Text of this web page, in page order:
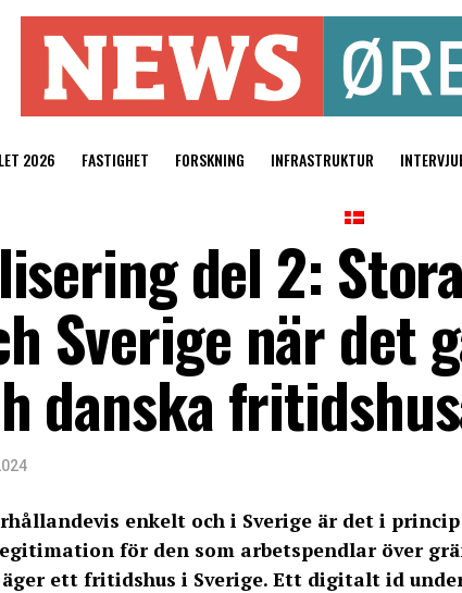
2026 FASTIGHET FORSKNING INFRASTRUKTUR
del 2:
Sverige när det
danska
enkelt och i Sverige är det i
för den som arbetspendlar över
ett fritidshus i Sverige. Ett digitalt id